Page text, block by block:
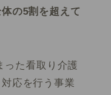
の5割を超えて
った看取り介護
応を行う事業